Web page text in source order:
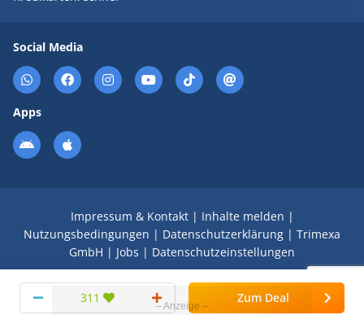
311 Zum Deal
Social Media
Apps
Impressum & Kontakt| Inhalte melden |
Nutzungsbedingungen | Datenschutzerklärung | Trimexa
GmbH | Jobs | Datenschutzeinstellungen
© 2008 - 2026 Schnäppchen Blog mit Doktortitel -
DealDoktor.de